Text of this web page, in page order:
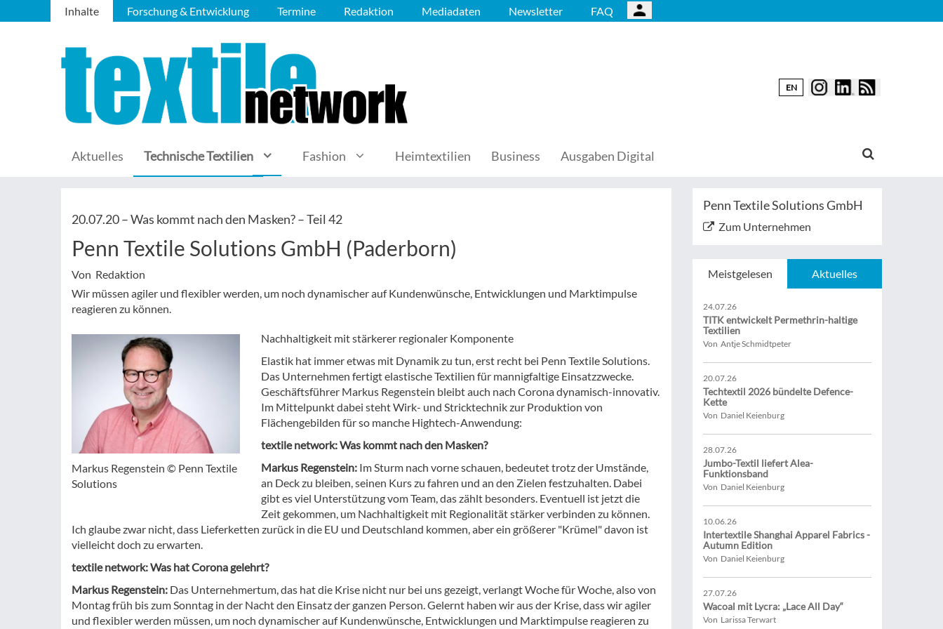
Inhalte Forschung & Entwicklung Termine Redaktion Mediadaten Newsletter FAQ
EN
Aktuelles Technische Textilien Fashion Heimtextilien Business Ausgaben Digital
20.07.20 –Was kommt nach den Masken? – Teil 42
Penn Textile Solutions GmbH (Paderborn)
Von Redaktion
Wir müssen agiler und flexibler werden, um noch dynamischer auf Kundenwünsche, Entwicklungen und Marktimpulse
reagieren zu können.
Markus Regenstein © Penn Textile
Solutions
Nachhaltigkeit mit stärkerer regionaler Komponente
Elastik hat immer etwas mit Dynamik zu tun, erst recht bei Penn Textile Solutions.
Das Unternehmen fertigt elastische Textilien für mannigfaltige Einsatzzwecke.
Geschäftsführer Markus Regenstein bleibt auch nach Corona dynamisch-innovativ.
Im Mittelpunkt dabei steht Wirk- und Stricktechnik zur Produktion von
Flächengebilden für so manche Hightech-Anwendung:
textile network: Was kommt nach den Masken?
Markus Regenstein: Im Sturm nach vorne schauen, bedeutet trotz der Umstände,
an Deck zu bleiben, seinen Kurs zu fahren und an den Zielen festzuhalten. Dabei
gibt es viel Unterstützung vom Team, das zählt besonders. Eventuell ist jetzt die
Zeit gekommen, um Nachhaltigkeit mit Regionalität stärker verbinden zu können.
Ich glaube zwar nicht, dass Lieferketten zurück in die EU und Deutschland kommen, aber ein größerer "Krümel" davon ist
vielleicht doch zu erwarten.
textile network: Was hat Corona gelehrt?
Markus Regenstein: Das Unternehmertum, das hat die Krise nicht nur bei uns gezeigt, verlangt Woche für Woche, also von
Montag früh bis zum Sonntag in der Nacht den Einsatz der ganzen Person. Gelernt haben wir aus der Krise, dass wir agiler
und flexibler werden müssen, um noch dynamischer auf Kundenwünsche, Entwicklungen und Marktimpulse reagieren zu
Penn Textile Solutions GmbH
Zum Unternehmen
Meistgelesen Aktuelles
24.07.26
TITK entwickelt Permethrin-haltige
Textilien
Von Antje Schmidtpeter
20.07.26
Techtextil 2026 bündelte Defence-
Kette
Von Daniel Keienburg
28.07.26
Jumbo-Textil liefert Alea-
Funktionsband
Von Daniel Keienburg
10.06.26
Intertextile Shanghai Apparel Fabrics -
Autumn Edition
Von Daniel Keienburg
27.07.26
Wacoal mit Lycra: „Lace All Day“
Von Larissa Terwart